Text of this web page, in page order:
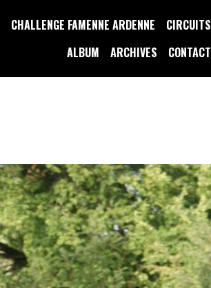
CHALLENGE FAMENNE ARDENNE
CIRCUITS
ALBUM
ARCHIVES CONTACT